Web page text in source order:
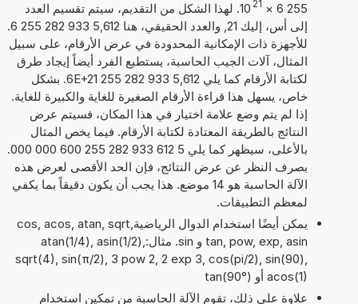
255 6
×
10 21
. لهذا الشكل من التقديم، سيتم تقسيم العدد
إلى أس، إليك 21, والعدد الحقيقي، هنا 5,612 933 282 255 6.
للأجهزة ذات الإمكانية المحدودة في عرض الأرقام، على سبيل
المثال، آلات الجيب الحاسبة، يستطيع الفرد أيضاً إيجاد طرق
لكتابة الأرقام كما يلي 5,612 933 282 255 6E+21. بشكل
خاص، يسهل هذا قراءة الأرقام الصغيرة للغاية والكبيرة للغاية.
إذا لم يتم وضع علامة اختيار في هذا المكان، فسيتم عرض
النتائج بالطريقة المعتادة لكتابة الأرقام. فيما يخص المثال
بالأعلى، سيظهر كما يلي 5 612 933 282 255 600 000 000.
بصرف النظر عن عرض النتائج، فإن الحد الأقصى لعرض هذه
الآلة الحاسبة هو 14 موضع. هذا يجب أن يكون دقيقاً بما يكفي
لمعظم التطبيقات.
يمكن أيضًا استخدام الدوال الرياضيةcos, acos, atan, sqrt,
tan, pow, exp, asin و sin. مثال:atan(1/4), asin(1/2),
sqrt(4), sin(π/2), 3 pow 2, 2 exp 3, cos(pi/2), sin(90),
acos(1) أو tan(90°)
علاوة على ذلك، تقوم الآلة الحاسبة من تمكين استخدام